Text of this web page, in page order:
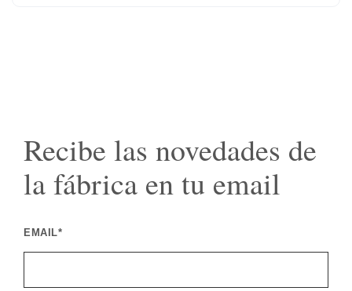
Recibe las novedades de
la fábrica en tu email
EMAIL*